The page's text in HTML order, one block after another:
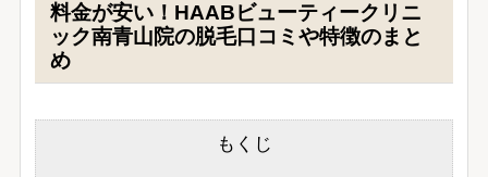
料金が安い！HAABビューティークリニ
ック南青山院の脱毛口コミや特徴のまと
め
もくじ